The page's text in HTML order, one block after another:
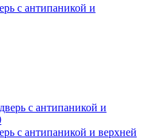
с антипаникой и
с антипаникой и верхней